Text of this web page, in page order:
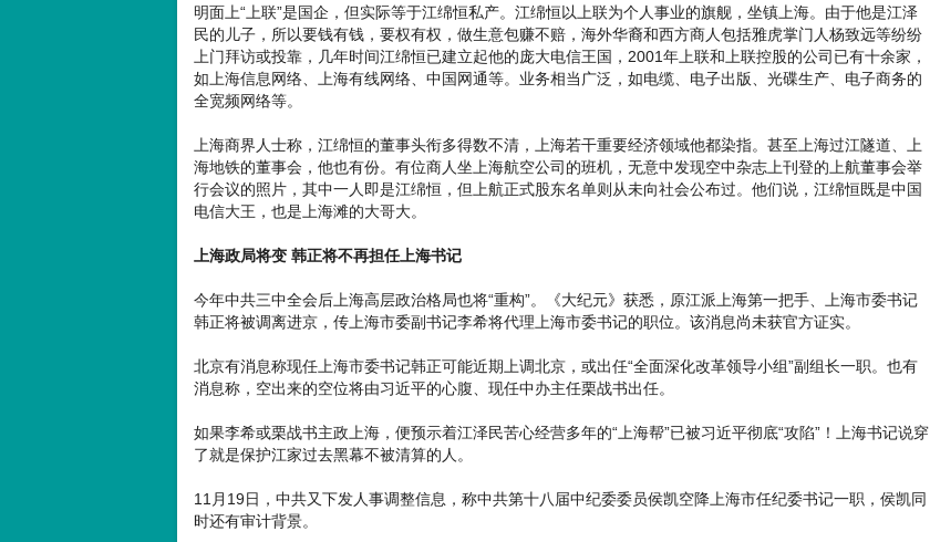
明面上“上联”是国企，但实际等于江绵恒私产。江绵恒以上联为个人事业的旗舰，坐镇上海。由于他是江泽
民的儿子，所以要钱有钱，要权有权，做生意包赚不赔，海外华裔和西方商人包括雅虎掌门人杨致远等纷纷
上门拜访或投靠，几年时间江绵恒已建立起他的庞大电信王国，2001年上联和上联控股的公司已有十余家，
如上海信息网络、上海有线网络、中国网通等。业务相当广泛，如电缆、电子出版、光碟生产、电子商务的
全宽频网络等。
上海商界人士称，江绵恒的董事头衔多得数不清，上海若干重要经济领域他都染指。甚至上海过江隧道、上
海地铁的董事会，他也有份。有位商人坐上海航空公司的班机，无意中发现空中杂志上刊登的上航董事会举
行会议的照片，其中一人即是江绵恒，但上航正式股东名单则从未向社会公布过。他们说，江绵恒既是中国
电信大王，也是上海滩的大哥大。
上海政局将变 韩正将不再担任上海书记
今年中共三中全会后上海高层政治格局也将“重构”。《大纪元》获悉，原江派上海第一把手、上海市委书记
韩正将被调离进京，传上海市委副书记李希将代理上海市委书记的职位。该消息尚未获官方证实。
北京有消息称现任上海市委书记韩正可能近期上调北京，或出任“全面深化改革领导小组”副组长一职。也有
消息称，空出来的空位将由习近平的心腹、现任中办主任栗战书出任。
如果李希或栗战书主政上海，便预示着江泽民苦心经营多年的“上海帮”已被习近平彻底“攻陷”！上海书记说穿
了就是保护江家过去黑幕不被清算的人。
11月19日，中共又下发人事调整信息，称中共第十八届中纪委委员侯凯空降上海市任纪委书记一职，侯凯同
时还有审计背景。